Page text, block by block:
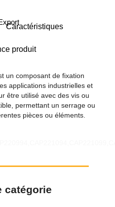
Caractéristiques
produit
un composant de fixation
applications industrielles et
être utilisé avec des vis ou
permettant un serrage ou
pièces ou éléments.
catégorie